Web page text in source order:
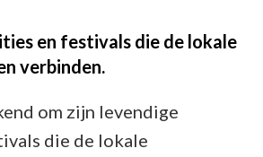
en festivals die de lokale
verbinden.
om zijn levendige
die de lokale